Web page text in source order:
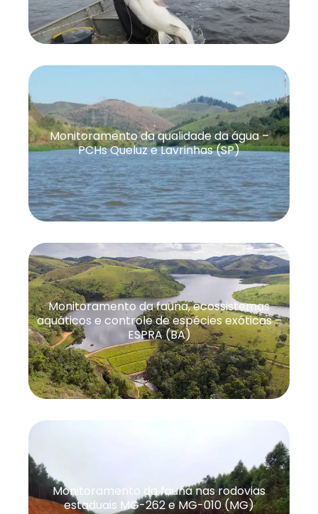
Monitoramento da qualidade da água –
PCHs Queluz e Lavrinhas (SP)
Monitoramento da fauna, ecossistemas
aquáticos e controle de espécies exóticas –
ESPRA (BA)
Monitoramento da fauna nas rodovias
estaduais MG-262 e MG-010 (MG)